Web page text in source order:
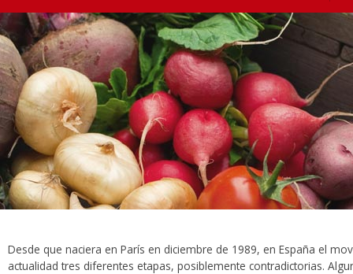
Desde que naciera en París en diciembre de 1989, en España el
actualidad tres diferentes etapas, posiblemente contradictorias.